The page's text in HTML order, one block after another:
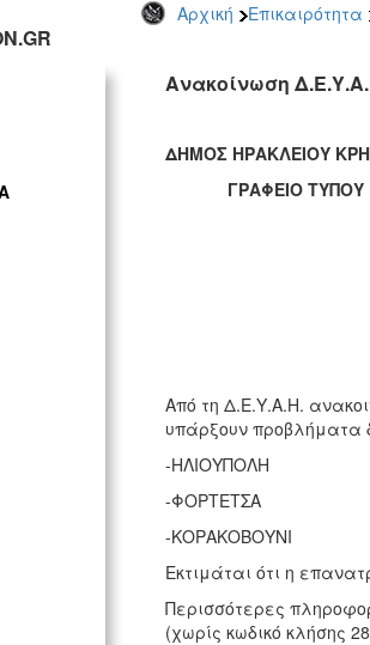
Αρχική Επικαιρότητα
Ανακοίνωση
ΔΗΜΟΣ ΗΡΑΚΛΕΙΟΥ
ΓΡΑΦΕΙΟ ΤΥΠΟΥ
Από τη Δ.Ε.Υ.Α.Η.
υπάρξουν προβλήματα
-ΗΛΙΟΥΠΟΛΗ
-ΦΟΡΤΕΤΣΑ
-ΚΟΡΑΚΟΒΟΥΝΙ
Εκτιμάται ότι η
Περισσότερες
(χωρίς κωδικό κλήσης